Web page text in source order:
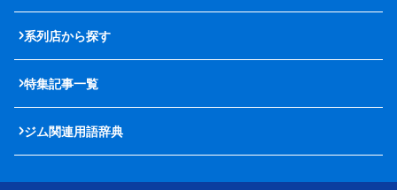
系列店から探す
特集記事一覧
ジム関連用語辞典